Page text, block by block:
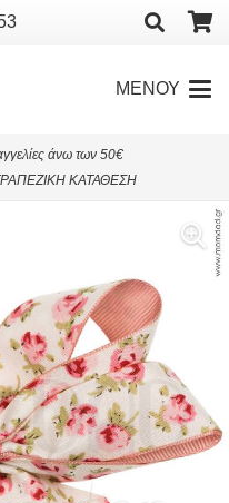
ΜΕΝΟΥ
άνω των 50€
ΚΑΤΑΘΕΣΗ